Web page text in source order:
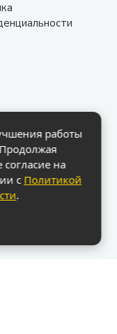
работы
согласие на
сПолитикой
.